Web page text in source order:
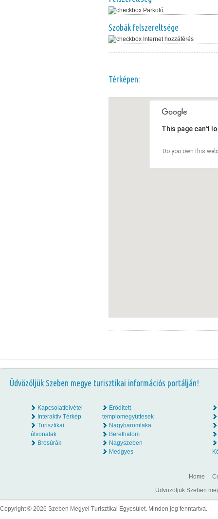
Parkoló
Szobák felszereltsége
Internet hozzáférés
Térképen:
This page can't
Do you own this
Üdvözöljük Szeben megye turisztikai információs portálján!
Kapcsolatfelvétel
Interaktív Térkép
Turisztikai
útvonalak
Brosúrák
Erődített
templomegyüttesek
Nagybaromlaka
Berethalom
Nagyszeben
Medgyes
Home
Üdvözöljük Szeben
Copyright © 2026 Szeben Megyei Turisztikai Egyesület. Minden jog fenntartva.